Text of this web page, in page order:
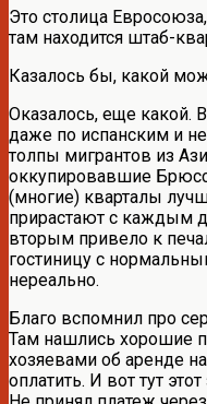
Это столица
там находится штаб-
Казалось бы, какой
Оказалось, еще
даже по испанским и
толпы мигрантов из
оккупировавшие
(многие) кварталы
прирастают с каждым
вторым привело к
гостиницу с
нереально.
Благо вспомнил про
Там нашлись хорошие
хозяевами об аренде
оплатить. И вот тут